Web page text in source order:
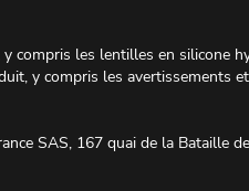
compris les lentilles en silicone
y compris les avertissements
SAS, 167 quai de la Bataille